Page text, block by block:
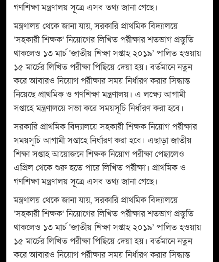
গণশিক্ষা মন্ত্রণালয় সূত্রে এসব তথ্য জানা গেছে।
মন্ত্রণালয় থেকে জানা যায়, সরকারি প্রাথমিক বিদ্যালয়ে
‘সহকারী শিক্ষক’ নিয়োগের লিখিত পরীক্ষার শতভাগ প্রস্তুতি
থাকলেও ১৩ মার্চ ‘জাতীয় শিক্ষা সপ্তাহ ২০১৯’ পালিত হওয়ায়
১৫ মার্চের লিখিত পরীক্ষা পিছিয়ে দেয়া হয়। বর্তমানে নতুন
করে আবারও নিয়োগ পরীক্ষার সময় নির্ধারণ করার সিদ্ধান্ত
নিয়েছে প্রাথমিক ও গণশিক্ষা মন্ত্রণালয়। এ লক্ষ্যে আগামী
সপ্তাহে মন্ত্রণালয়ে সভা করে সময়সূচি নির্ধারণ করা হবে।
সরকারি প্রাথমিক বিদ্যালয়ে সহকারী শিক্ষক নিয়োগ পরীক্ষার
সময়সূচি আগামী সপ্তাহে নির্ধারণ করা হবে। এছাড়া জাতীয়
শিক্ষা সপ্তাহ আয়োজনে শিক্ষক নিয়োগ পরীক্ষা পেছালেও
এপ্রিল থেকে শুরু হতে পারে লিখিত পরীক্ষা। প্রাথমিক ও
গণশিক্ষা মন্ত্রণালয় সূত্রে এসব তথ্য জানা গেছে।
মন্ত্রণালয় থেকে জানা যায়, সরকারি প্রাথমিক বিদ্যালয়ে
‘সহকারী শিক্ষক’ নিয়োগের লিখিত পরীক্ষার শতভাগ প্রস্তুতি
থাকলেও ১৩ মার্চ ‘জাতীয় শিক্ষা সপ্তাহ ২০১৯’ পালিত হওয়ায়
১৫ মার্চের লিখিত পরীক্ষা পিছিয়ে দেয়া হয়। বর্তমানে নতুন
করে আবারও নিয়োগ পরীক্ষার সময় নির্ধারণ করার সিদ্ধান্ত